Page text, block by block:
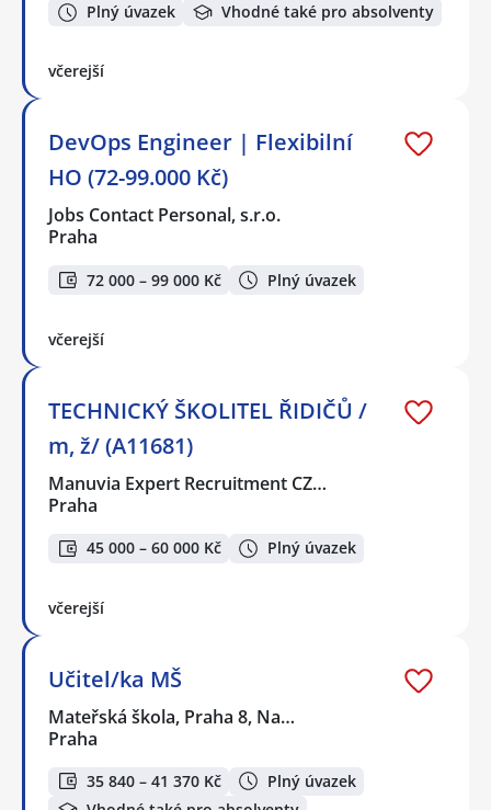
Plný úvazek Vhodné také pro absolventy
včerejší
DevOps Engineer | Flexibilní
HO (72-99.000 Kč)
Jobs Contact Personal, s.r.o.
Praha
72 000 – 99 000 Kč Plný úvazek
včerejší
TECHNICKÝ ŠKOLITEL ŘIDIČŮ /
m, ž/ (A11681)
Manuvia Expert Recruitment CZ…
Praha
45 000 – 60 000 Kč Plný úvazek
včerejší
Učitel/ka MŠ
Mateřská škola, Praha 8, Na…
Praha
35 840 – 41 370 Kč
Plný úvazek